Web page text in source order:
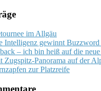
im Allgäu
Intelligenz gewinnt
– ich bin heiß auf die
Zugspitz-Panorama auf der
zur Platzreife